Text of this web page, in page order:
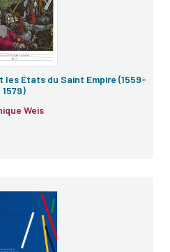
États du Saint Empire (1559-
1579)
Weis